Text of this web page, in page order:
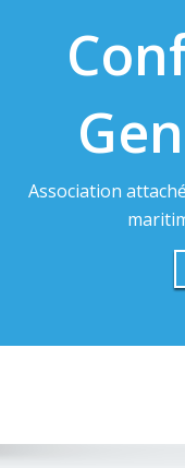
Association